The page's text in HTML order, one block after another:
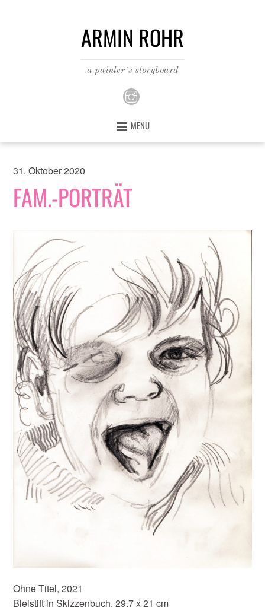
ARMIN ROHR
a painter´s storyboard
MENU
31. Oktober 2020
FAM.-PORTRÄT
Ohne Titel, 2021
Bleistift in Skizzenbuch, 29,7 x 21 cm